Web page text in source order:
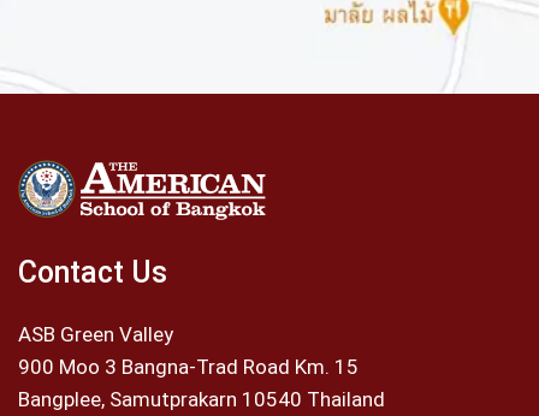
Contact Us
ASB Green Valley
900 Moo 3 Bangna-Trad Road Km. 15
Bangplee, Samutprakarn 10540 Thailand